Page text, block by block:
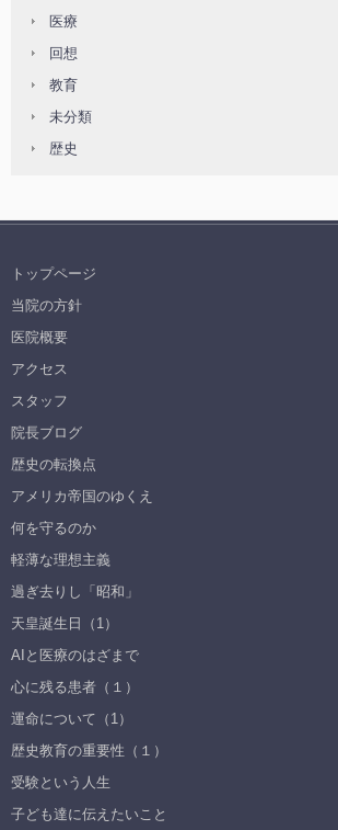
医療
回想
教育
未分類
歴史
トップページ
当院の方針
医院概要
アクセス
スタッフ
院長ブログ
歴史の転換点
アメリカ帝国のゆくえ
何を守るのか
軽薄な理想主義
過ぎ去りし「昭和」
天皇誕生日（1）
AIと医療のはざまで
心に残る患者（１）
運命について（1）
歴史教育の重要性（１）
受験という人生
子ども達に伝えたいこと